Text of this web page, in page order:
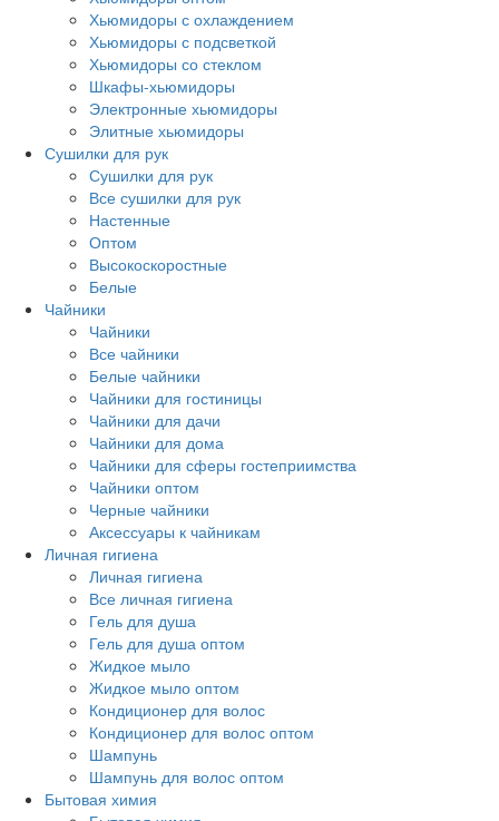
Хьюмидоры с охлаждением
Хьюмидоры с подсветкой
Хьюмидоры со стеклом
Шкафы-хьюмидоры
Электронные хьюмидоры
Элитные хьюмидоры
Сушилки для рук
Сушилки для рук
Все сушилки для рук
Настенные
Оптом
Высокоскоростные
Белые
Чайники
Чайники
Все чайники
Белые чайники
Чайники для гостиницы
Чайники для дачи
Чайники для дома
Чайники для сферы гостеприимства
Чайники оптом
Черные чайники
Аксессуары к чайникам
Личная гигиена
Личная гигиена
Все личная гигиена
Гель для душа
Гель для душа оптом
Жидкое мыло
Жидкое мыло оптом
Кондиционер для волос
Кондиционер для волос оптом
Шампунь
Шампунь для волос оптом
Бытовая химия